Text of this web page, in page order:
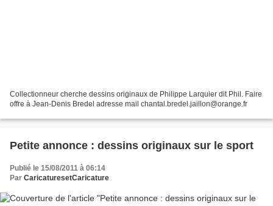
Collectionneur cherche dessins originaux de Philippe Larquier dit Phil. Faire
offre à Jean-Denis Bredel adresse mail chantal.bredel.jaillon@orange.fr
Petite annonce : dessins originaux sur le sport
Publié le 15/08/2011 à 06:14
Par CaricaturesetCaricature